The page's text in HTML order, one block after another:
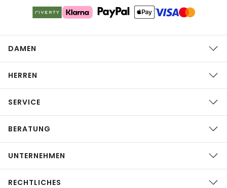
DAMEN
HERREN
SERVICE
BERATUNG
UNTERNEHMEN
RECHTLICHES